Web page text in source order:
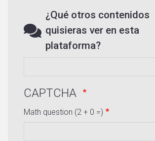
¿Qué otros contenidos
quisieras ver en esta
plataforma?
CAPTCHA
Math question (2 + 0 =)